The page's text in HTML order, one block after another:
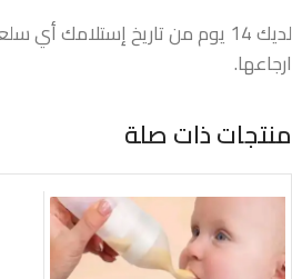
لديك 14 يوم من تاريخ إستلامك
ارجاعها.
منتجات ذات صلة